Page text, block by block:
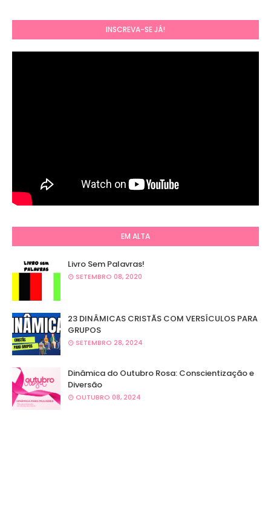
INSCREVA-SE JÁ!
EM ALTA
Livro Sem Palavras!
SETEMBRO 08, 2020
23 DINÂMICAS CRISTÃS COM VERSÍCULOS PARA
GRUPOS
SETEMBRO 28, 2024
Dinâmica do Outubro Rosa: Conscientização e
Diversão
OUTUBRO 08, 2024